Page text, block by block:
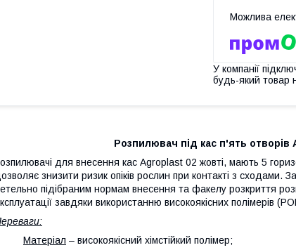
У компанії
будь-який товар
Розпилювач під кас п'ять
для внесення кас Agroplast 02 жовті, мають 5
знизити ризик опіків рослин при контакті з сходами.
підібраним нормам внесення та факелу розкриття
завдяки використанню високоякісних полімерів
Матеріал – високоякісний хімстійкий полімер;